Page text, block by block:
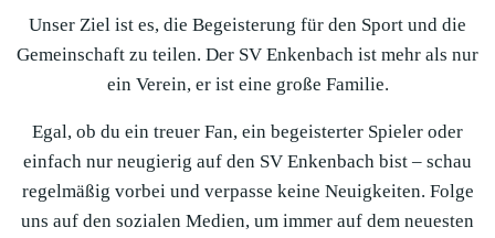
Unser Ziel ist es, die Begeisterung für den Sport und die
Gemeinschaft zu teilen. Der SV Enkenbach ist mehr als nur
ein Verein, er ist eine große Familie.
Egal, ob du ein treuer Fan, ein begeisterter Spieler oder
einfach nur neugierig auf den SV Enkenbach bist – schau
regelmäßig vorbei und verpasse keine Neuigkeiten. Folge
uns auf den sozialen Medien, um immer auf dem neuesten